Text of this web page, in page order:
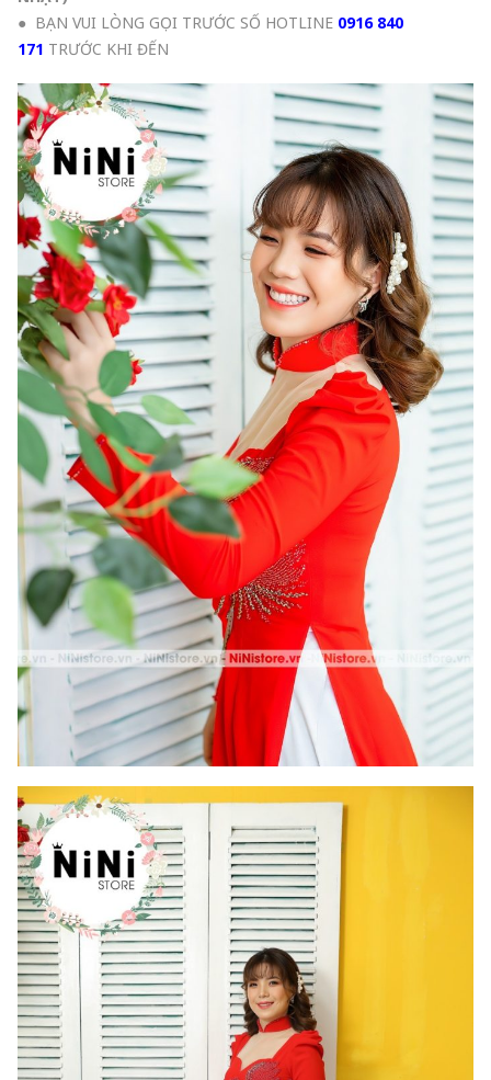
● BẠN VUI LÒNG GỌI TRƯỚC SỐ HOTLINE 0916 840
171 TRƯỚC KHI ĐẾN